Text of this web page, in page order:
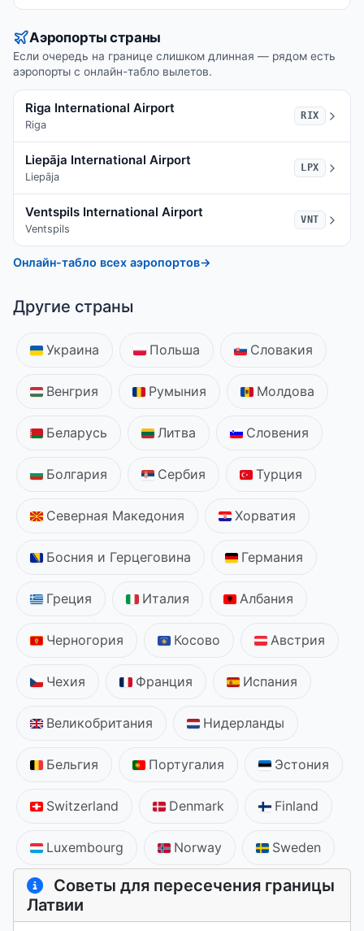
Аэропорты страны
Если очередь на границе слишком длинная — рядом есть
аэропорты с онлайн-табло вылетов.
Riga International Airport
Riga
RIX
Liepāja International Airport
Liepāja
LPX
Ventspils International Airport
Ventspils
VNT
Онлайн-табло всех аэропортов→
Другие страны
Украина Польша Словакия
Венгрия Румыния Молдова
Беларусь Литва Словения
Болгария Сербия Турция
Северная Македония Хорватия
Босния и Герцеговина Германия
Греция Италия Албания
Черногория Косово Австрия
Чехия Франция Испания
Великобритания Нидерланды
Бельгия Португалия Эстония
Switzerland Denmark Finland
Luxembourg Norway Sweden
Советы для пересечения границы
Латвии